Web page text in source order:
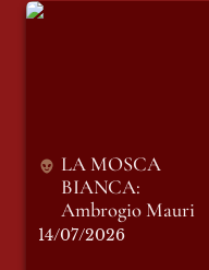
LA MOSCA
LA MOSCA
BIANCA:
Ambrogio Mauri
14/07/2026